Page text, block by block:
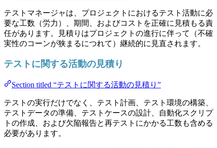
テストマネージャは、プロジェクトにおけるテスト活動に必
要な工数（労力）、期間、およびコストを正確に見積もる責
任があります。見積りはプロジェクトの進行に伴って（不確
実性のコーンが狭まるにつれて）継続的に見直されます。
テストに関する活動の見積り
Section titled “テストに関する活動の見積り”
テストの実行だけでなく、テスト計画、テスト環境の構築、
テストデータの準備、テストケースの設計、自動化スクリプ
トの作成、および欠陥報告と再テストにかかる工数も含める
必要があります。